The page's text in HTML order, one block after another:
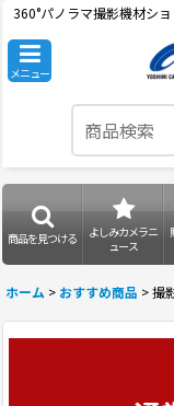
360°パノラマ撮影機材シ
メニュー
商品を見つける
よしみカメラニ
ュース
ホーム > おすすめ商品 >撮